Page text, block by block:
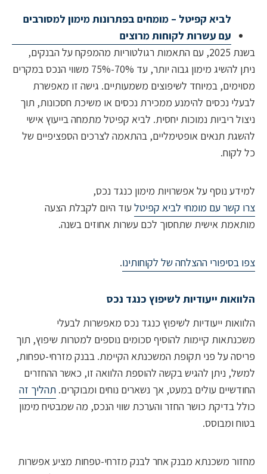
לביא קפיטל – מומחים בפתרונות מימון למסורבים
עם עשרות לקוחות מרוצים
בשנת 2025, עם התאמות רגולטוריות מהמפקח על הבנקים,
ניתן להשיג מימון גבוה יותר, עד 70%-75% משווי הנכס במקרים
במיוחד לשיפוצים משמעותיים. גישה זו מאפשרת
נכסים להימנע ממכירת נכסים או משיכת חסכונות, תוך
ריביות נמוכות יחסית. לביא קפיטל מתמחה בייעוץ אישי
תנאים אופטימליים, בהתאמה לצרכים הספציפיים של
נוסף על אפשרויות מימון כנגד נכס,
עם מומחי לביא קפיטל עוד היום לקבלת הצעה
אישית שתחסוך לכם עשרות אחוזים בשנה.
ההצלחה של לקוחותינו.
ייעודיות לשיפוץ כנגד נכס
ייעודיות לשיפוץ כנגד נכס מאפשרות לבעלי
קיימות להוסיף סכומים נוספים למטרות שיפוץ, תוך
על פני תקופת המשכנתא הקיימת. בבנק מזרחי-טפחות,
ניתן להגיש בקשה להוספת הלוואה זו, כאשר ההחזרים
עולים במעט, אך נשארים נוחים ומבוקרים.תהליך זה
בדיקת כושר החזר והערכת שווי הנכס, מה שמבטיח מימון
ומבוסס.
משכנתא מבנק אחר לבנק מזרחי-טפחות מציע אפשרות